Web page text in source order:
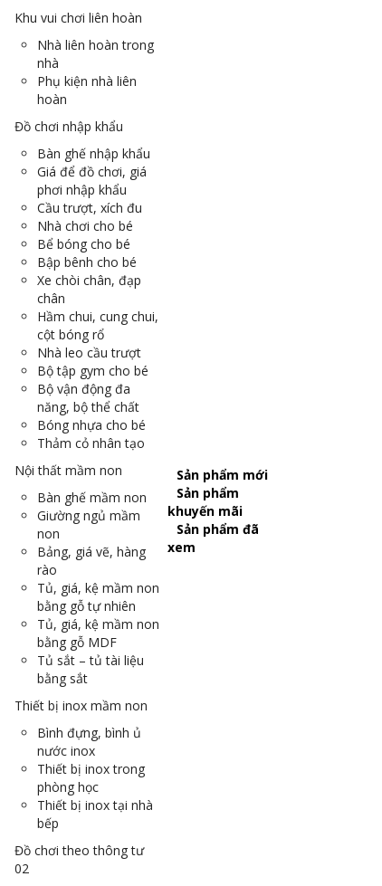
Khu vui chơi liên hoàn
Nhà liên hoàn trong
nhà
Phụ kiện nhà liên
hoàn
Đồ chơi nhập khẩu
Bàn ghế nhập khẩu
Giá để đồ chơi, giá
phơi nhập khẩu
Cầu trượt, xích đu
Nhà chơi cho bé
Bể bóng cho bé
Bập bênh cho bé
Xe chòi chân, đạp
chân
Hầm chui, cung chui,
cột bóng rổ
Nhà leo cầu trượt
Bộ tập gym cho bé
Bộ vận động đa
năng, bộ thể chất
Bóng nhựa cho bé
Thảm cỏ nhân tạo
Nội thất mầm non
Bàn ghế mầm non
Giường ngủ mầm
non
Bảng, giá vẽ, hàng
rào
Tủ, giá, kệ mầm non
bằng gỗ tự nhiên
Tủ, giá, kệ mầm non
bằng gỗ MDF
Tủ sắt – tủ tài liệu
bằng sắt
Thiết bị inox mầm non
Bình đựng, bình ủ
nước inox
Thiết bị inox trong
phòng học
Thiết bị inox tại nhà
bếp
Đồ chơi theo thông tư
02
Sản phẩm mới
Sản phẩm
khuyến mãi
Sản phẩm đã
xem